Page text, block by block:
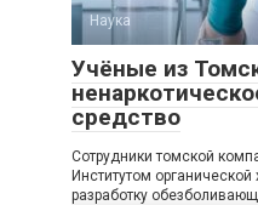
Наука
Учёные из
средство
Сотрудники томской
Институтом
разработку